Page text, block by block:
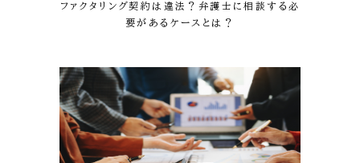
ファクタリング契約は違法？弁護士に相談する必
要があるケースとは？